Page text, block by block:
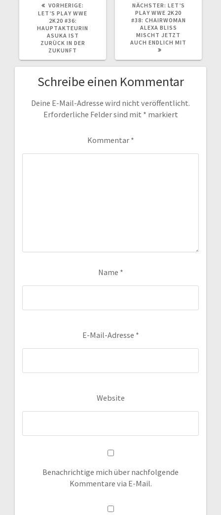
VORHERIGE:
BEITRAG:
LET’S PLAY WWE
2K20 #36:
HAUPTAKTEURIN
ASUKA IST
ZURÜCK IN DER
ZUKUNFT
NÄCHSTER: NÄCHSTER
BEITRAG:
LET’S
PLAY WWE 2K20
#38: CHAIRWOMAN
ALEXA BLISS
MISCHT JETZT
AUCH ENDLICH MIT
Schreibe einen Kommentar
Deine E-Mail-Adresse wird nicht veröffentlicht.
Erforderliche Felder sind mit * markiert
Kommentar *
Name *
E-Mail-Adresse *
Website
Benachrichtige mich über nachfolgende
Kommentare via E-Mail.